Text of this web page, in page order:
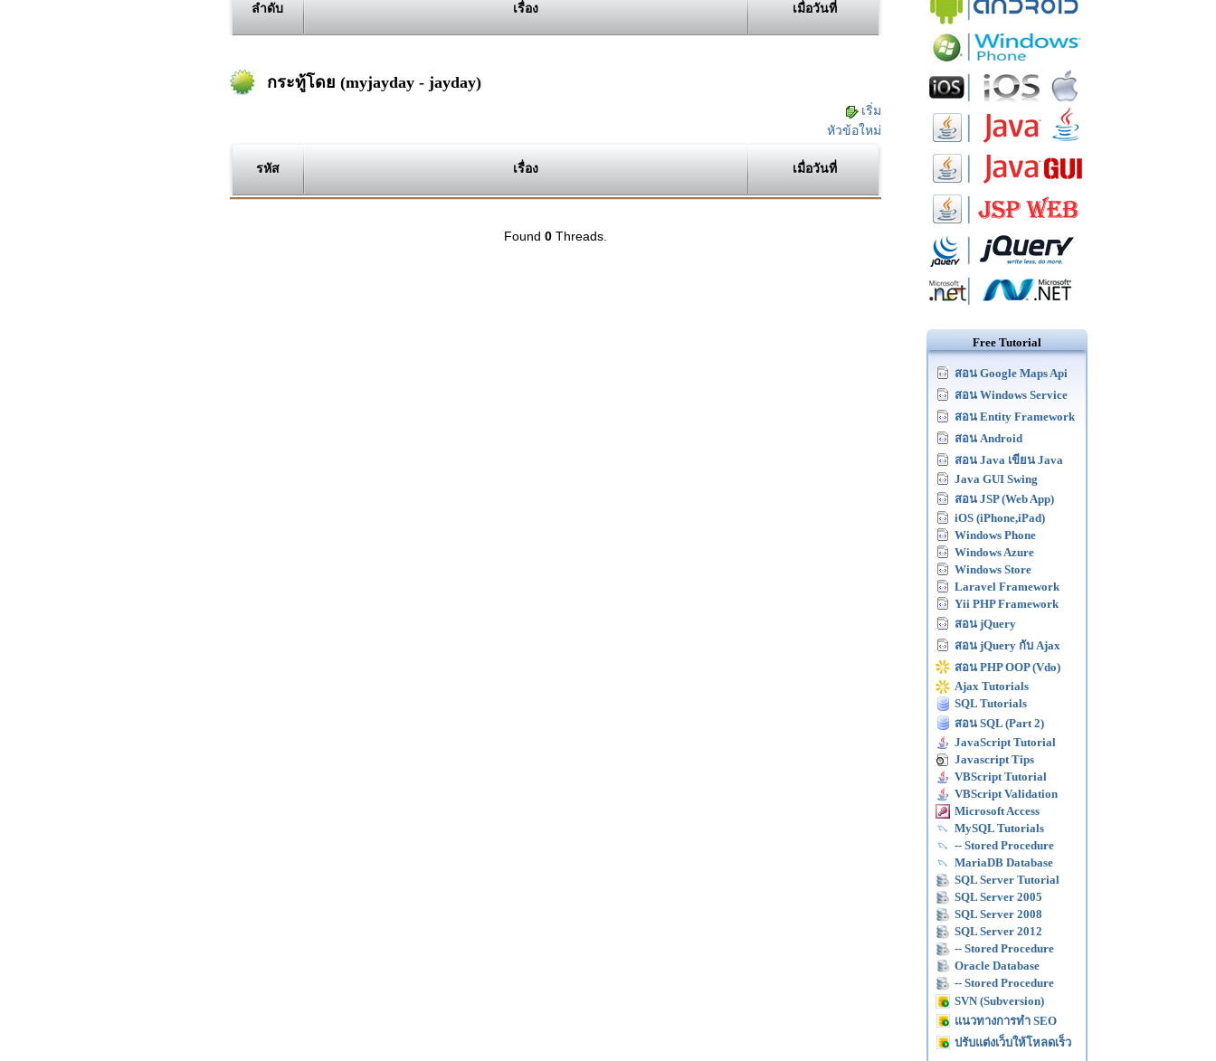
ลำดับ เรื่อง เมื่อวันที่
กระทู้โดย (myjayday - jayday)
เริ่ม
หัวข้อใหม่
รหัส เรื่อง เมื่อวันที่
Found 0 Threads.
Free Tutorial
สอน Google Maps Api
สอน Windows Service
สอน Entity Framework
สอน Android
สอน Java เขียน Java
Java GUI Swing
สอน JSP (Web App)
iOS (iPhone,iPad)
Windows Phone
Windows Azure
Windows Store
Laravel Framework
Yii PHP Framework
สอน jQuery
สอน jQuery กับ Ajax
สอน PHP OOP (Vdo)
Ajax Tutorials
SQL Tutorials
สอน SQL (Part 2)
JavaScript Tutorial
Javascript Tips
VBScript Tutorial
VBScript Validation
Microsoft Access
MySQL Tutorials
-- Stored Procedure
MariaDB Database
SQL Server Tutorial
SQL Server 2005
SQL Server 2008
SQL Server 2012
-- Stored Procedure
Oracle Database
-- Stored Procedure
SVN (Subversion)
แนวทางการทำ SEO
ปรับแต่งเว็บให้โหลดเร็ว